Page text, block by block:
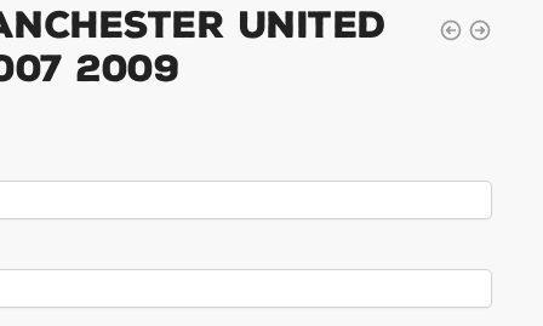
United
2009